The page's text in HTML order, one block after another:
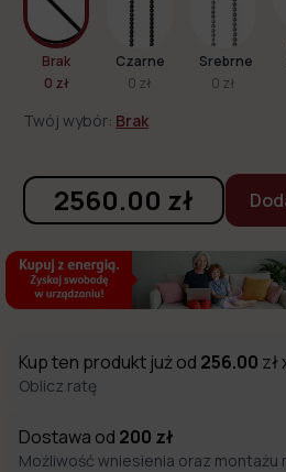
Brak
0 zł
Czarne
0 zł
Srebrne
0 zł
Twój wybór: Brak
2560.00 zł
Kup ten produkt już od 256.00 zł
Oblicz ratę
Dostawa od 200 zł
Możliwość wniesienia oraz montażu